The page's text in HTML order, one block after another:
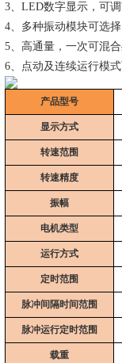
3、LED数字显示，可
4、多种振动模块可选
5、高通量，一次可混
6、点动及连续运行模
产品型号
显示方式
转速范围
转速精度
振幅
电机类型
运行方式
定时范围
脉冲间隔时间范围
脉冲运行定时范围
载重